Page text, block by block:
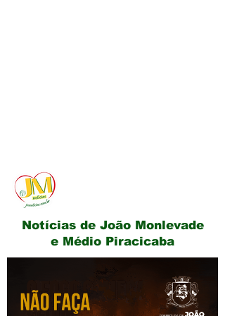
Notícias de João Monlevade
e Médio Piracicaba